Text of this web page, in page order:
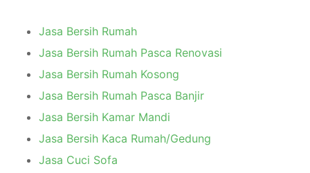
Jasa Bersih Rumah
Jasa Bersih Rumah Pasca Renovasi
Jasa Bersih Rumah Kosong
Jasa Bersih Rumah Pasca Banjir
Jasa Bersih Kamar Mandi
Jasa Bersih Kaca Rumah/Gedung
Jasa Cuci Sofa